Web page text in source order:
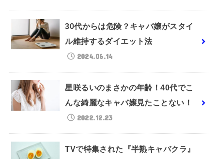
30代からは危険？キャバ嬢がスタイ
ル維持するダイエット法
2024.06.14
星咲るいのまさかの年齢！40代でこ
んな綺麗なキャバ嬢見たことない！
2022.12.23
TVで特集された『半熟キャバクラ』